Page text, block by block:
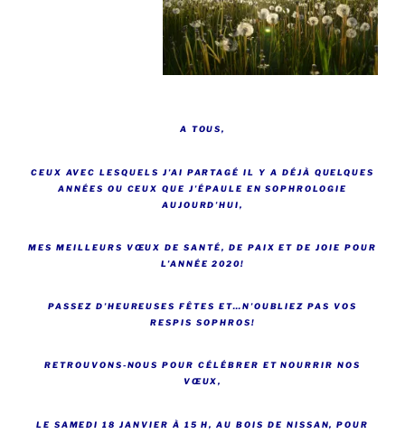
A TOUS,
CEUX AVEC LESQUELS J’AI PARTAGÉ IL Y A DÉJÀ QUELQUES
ANNÉES OU CEUX QUE J’ÉPAULE EN SOPHROLOGIE
AUJOURD’HUI,
MES MEILLEURS VŒUX DE SANTÉ, DE PAIX ET DE JOIE POUR
L’ANNÉE 2020!
PASSEZ D’HEUREUSES FÊTES ET…N’OUBLIEZ PAS VOS
RESPIS SOPHROS!
RETROUVONS-NOUS POUR CÉLÉBRER ET NOURRIR NOS
VŒUX,
LE SAMEDI 18 JANVIER À 15 H, AU BOIS DE NISSAN, POUR